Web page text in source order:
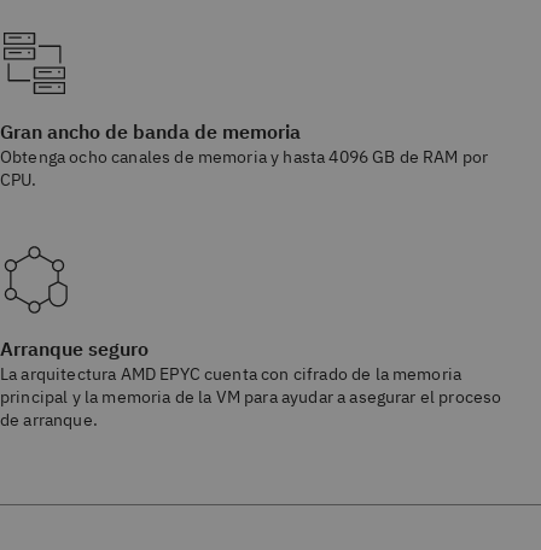
Gran ancho de banda de memoria
Obtenga ocho canales de memoria y hasta 4096 GB de RAM por
CPU.
Arranque seguro
La arquitectura AMD EPYC cuenta con cifrado de la memoria
principal y la memoria de la VM para ayudar a asegurar el proceso
de arranque.